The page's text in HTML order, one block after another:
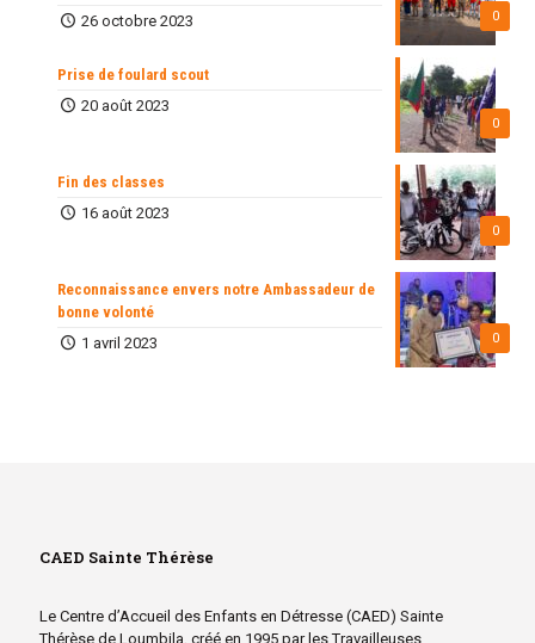
0
26 octobre 2023
0
Prise de foulard scout
20 août 2023
0
Fin des classes
16 août 2023
0
Reconnaissance envers notre Ambassadeur de
bonne volonté
1 avril 2023
CAED Sainte Thérèse
Le Centre d’Accueil des Enfants en Détresse (CAED) Sainte
Thérèse de Loumbila, créé en 1995 par les Travailleuses